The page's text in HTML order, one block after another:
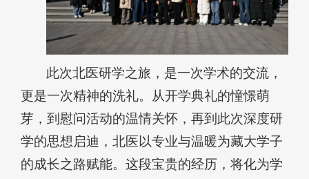
此次北医研学之旅，是一次学术的交流，
更是一次精神的洗礼。从开学典礼的憧憬萌
芽，到慰问活动的温情关怀，再到此次深度研
学的思想启迪，北医以专业与温暖为藏大学子
的成长之路赋能。这段宝贵的经历，将化为学